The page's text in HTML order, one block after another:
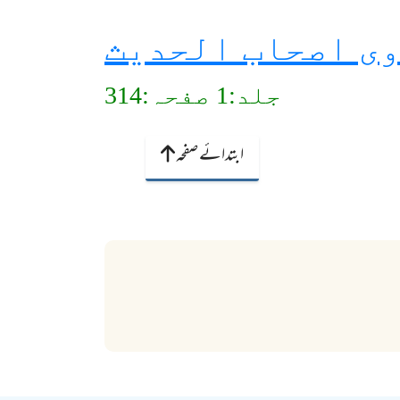
اصحاب الحدیث
جلد:1 صفحہ:314
ابتدائے صفحہ